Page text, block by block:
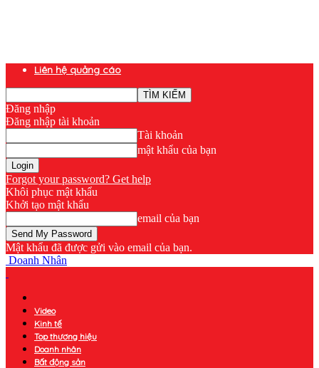
Liên hệ quảng cáo
Đăng nhập
Đăng nhập tài khoản
Tài khoản
mật khẩu của bạn
Forgot your password? Get help
Khôi phục mật khẩu
Khởi tạo mật khẩu
email của bạn
Mật khẩu đã được gửi vào email của bạn.
Doanh Nhân
Video
Kinh tế
Top thương hiệu
Doanh nhân
Bất động sản